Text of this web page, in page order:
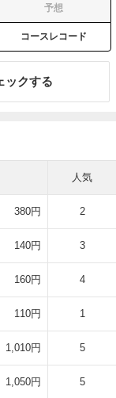
予想
コースレコード
ックする
人気
380円 2
140円 3
160円 4
110円 1
1,010円 5
1,050円 5